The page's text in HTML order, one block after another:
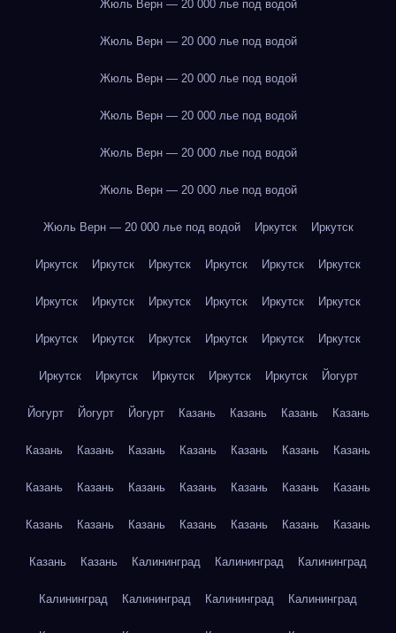
Жюль Верн — 20 000 лье под водой
Жюль Верн — 20 000 лье под водой
Жюль Верн — 20 000 лье под водой
Жюль Верн — 20 000 лье под водой
Жюль Верн — 20 000 лье под водой
Жюль Верн — 20 000 лье под водой
Жюль Верн — 20 000 лье под водой Иркутск Иркутск
Иркутск Иркутск Иркутск Иркутск Иркутск Иркутск
Иркутск Иркутск Иркутск Иркутск Иркутск Иркутск
Иркутск Иркутск Иркутск Иркутск Иркутск Иркутск
Иркутск Иркутск Иркутск Иркутск Иркутск Йогурт
Йогурт Йогурт Йогурт Казань Казань Казань Казань
Казань Казань Казань Казань Казань Казань Казань
Казань Казань Казань Казань Казань Казань Казань
Казань Казань Казань Казань Казань Казань Казань
Казань Казань Калининград Калининград Калининград
Калининград Калининград Калининград Калининград